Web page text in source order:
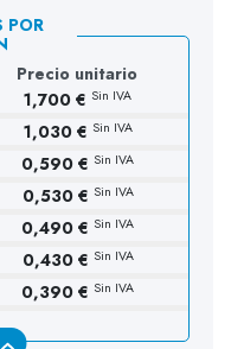
POR
Precio unitario
1,700 € Sin IVA
1,030 € Sin IVA
0,590 € Sin IVA
0,530 € Sin IVA
0,490 € Sin IVA
0,430 € Sin IVA
0,390 € Sin IVA